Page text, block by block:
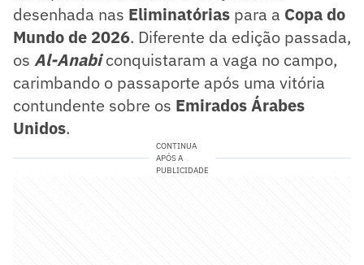
desenhada nas Eliminatórias para a Copa do
Mundo de 2026. Diferente da edição passada,
os Al-Anabiconquistaram a vaga no campo,
carimbando o passaporte após uma vitória
contundente sobre os Emirados Árabes
Unidos.
CONTINUA
APÓS A
PUBLICIDADE